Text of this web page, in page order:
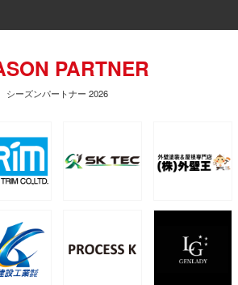
PARTNER
シーズンパートナー 2026